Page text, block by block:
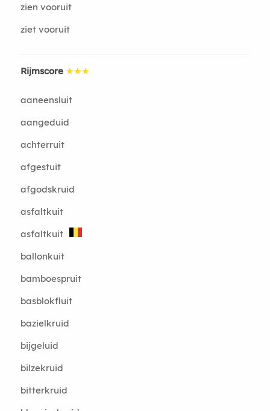
zien vooruit
ziet vooruit
Rijmscore ★★★
aaneensluit
aangeduid
achterruit
afgestuit
afgodskruid
asfaltkuit
asfaltkuit
ballonkuit
bamboespruit
basblokfluit
bazielkruid
bijgeluid
bilzekruid
bitterkruid